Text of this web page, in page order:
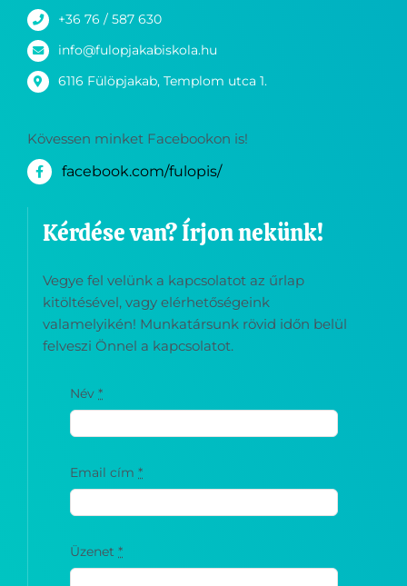
+36 76 / 587 630
info@fulopjakabiskola.hu
6116 Fülöpjakab, Templom utca 1.
Kövessen minket Facebookon is!
facebook.com/fulopis/
Kérdése van? Írjon nekünk!
Vegye fel velünk a kapcsolatot az űrlap
kitöltésével, vagy elérhetőségeink
valamelyikén! Munkatársunk rövid időn belül
felveszi Önnel a kapcsolatot.
Név*
Email cím*
Üzenet*